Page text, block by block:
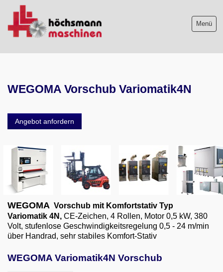
Menü
Maschinenankauf
Shop
Service
Wir über uns
06103-9744-0
Email
WEGOMA Vorschub Variomatik4N
Angebot anfordern
WEGOMA Vorschub mit Komfortstativ Typ
Variomatik 4N, CE-Zeichen, 4 Rollen, Motor 0,5 kW, 380
Volt, stufenlose Geschwindigkeitsregelung 0,5 - 24 m/min
über Handrad, sehr stabiles Komfort-Stativ
WEGOMA Variomatik4N Vorschub